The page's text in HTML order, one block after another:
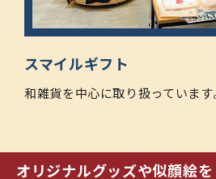
スマイルギフト
和雑貨を中心に取り扱っています
オリジナルグッズや似顔絵を